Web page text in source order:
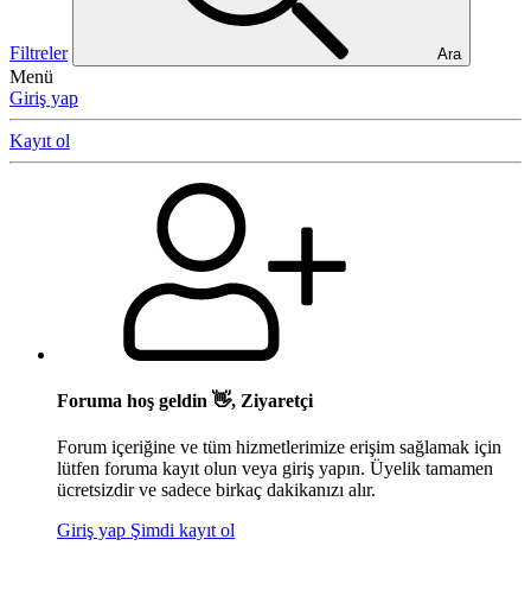
Filtreler Ara
Menü
Giriş yap
Kayıt ol
Foruma hoş geldin 👋, Ziyaretçi
Forum içeriğine ve tüm hizmetlerimize erişim sağlamak için
lütfen foruma kayıt olun veya giriş yapın. Üyelik tamamen
ücretsizdir ve sadece birkaç dakikanızı alır.
Giriş yap Şimdi kayıt ol